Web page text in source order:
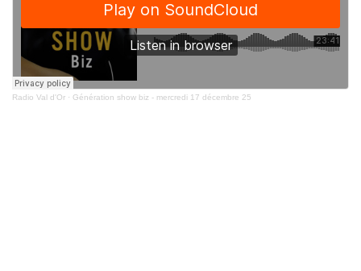
Radio Val d'Or · Génération show biz - mercredi 17 décembre 25